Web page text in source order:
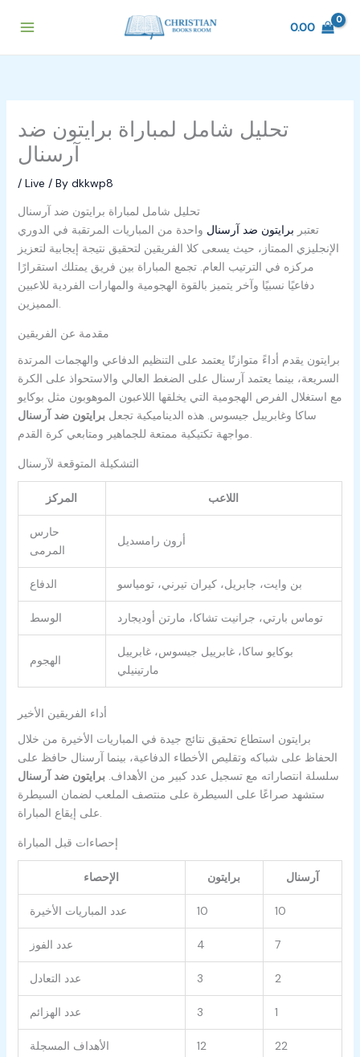
0.00
تحليل شامل لمباراة برايتون ضد
آرسنال
/ Live / By dkkwp8
تحليل شامل لمباراة برايتون ضد آرسنال
تعتبر برايتون ضد آرسنال واحدة من المباريات المرتقبة في الدوري
الإنجليزي الممتاز، حيث يسعى كلا الفريقين لتحقيق نتيجة إيجابية لتعزيز
مركزه في الترتيب العام. تجمع المباراة بين فريق يمتلك استقرارًا
دفاعيًا نسبيًا وآخر يتميز بالقوة الهجومية والمهارات الفردية للاعبين
المميزين.
مقدمة عن الفريقين
برايتون يقدم أداءً متوازنًا يعتمد على التنظيم الدفاعي والهجمات المرتدة
السريعة، بينما يعتمد آرسنال على الضغط العالي والاستحواذ على الكرة
مع استغلال الفرص الهجومية التي يخلقها اللاعبون الموهوبون مثل بوكايو
ساكا وغابرييل جيسوس. هذه الديناميكية تجعلبرايتون ضد آرسنال
مواجهة تكتيكية ممتعة للجماهير ومتابعي كرة القدم.
التشكيلة المتوقعة لآرسنال
المركز اللاعب
حارس
المرمى
أرون رامسديل
الدفاع بن وايت، جابريل، كيران تيرني، تومياسو
الوسط توماس بارتي، جرانيت تشاكا، مارتن أوديجارد
الهجوم
بوكايو ساكا، غابرييل جيسوس، غابرييل
مارتينيلي
أداء الفريقين الأخير
برايتون استطاع تحقيق نتائج جيدة في المباريات الأخيرة من خلال
الحفاظ على شباكه وتقليص الأخطاء الدفاعية، بينما آرسنال حافظ على
سلسلة انتصاراته مع تسجيل عدد كبير من الأهداف.برايتون ضد آرسنال
ستشهد صراعًا على السيطرة على منتصف الملعب لضمان السيطرة
على إيقاع المباراة.
إحصاءات قبل المباراة
الإحصاء برايتون آرسنال
عدد المباريات الأخيرة 10 10
عدد الفوز 4 7
عدد التعادل 3 2
عدد الهزائم 3 1
الأهداف المسجلة 12 22